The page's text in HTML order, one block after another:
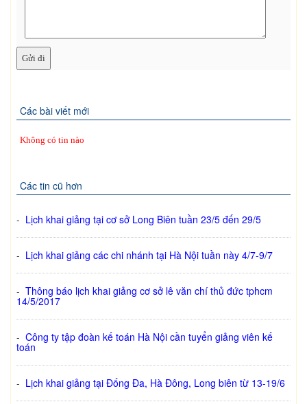
Các bài viết mới
Không có tin nào
Các tin cũ hơn
- Lịch khai giảng tại cơ sở Long Biên tuần 23/5 đến 29/5
- Lịch khai giảng các chi nhánh tại Hà Nội tuần này 4/7-9/7
- Thông báo lịch khai giảng cơ sở lê văn chí thủ đức tphcm
14/5/2017
- Công ty tập đoàn kế toán Hà Nội cần tuyển giảng viên kế
toán
- Lịch khai giảng tại Đống Đa, Hà Đông, Long biên từ 13-19/6